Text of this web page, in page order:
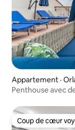
Appartement ·
Penthouse avec
Coup de cœur
Coup de cœur